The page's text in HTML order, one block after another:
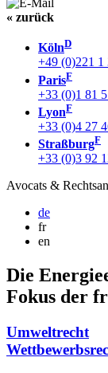
« zurück
KölnD
+49 (0)221 1
ParisF
+33 (0)1 81
LyonF
+33 (0)4 27
StraßburgF
+33 (0)3 92
Avocats &
de
fr
en
Die
Fokus der
Umweltrecht